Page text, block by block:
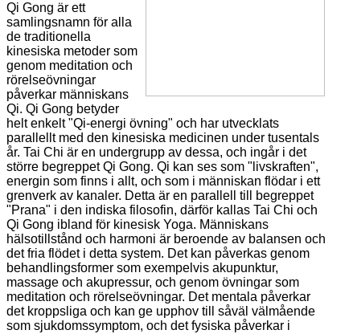
Qi Gong är ett
samlingsnamn för alla
de traditionella
kinesiska metoder som
genom meditation och
rörelseövningar
påverkar människans
Qi. Qi Gong betyder
helt enkelt "Qi-energi övning" och har utvecklats
parallellt med den kinesiska medicinen under tusentals
år. Tai Chi är en undergrupp av dessa, och ingår i det
större begreppet Qi Gong. Qi kan ses som "livskraften",
energin som finns i allt, och som i människan flödar i ett
grenverk av kanaler. Detta är en parallell till begreppet
"Prana" i den indiska filosofin, därför kallas Tai Chi och
Qi Gong ibland för kinesisk Yoga. Människans
hälsotillstånd och harmoni är beroende av balansen och
det fria flödet i detta system. Det kan påverkas genom
behandlingsformer som exempelvis akupunktur,
massage och akupressur, och genom övningar som
meditation och rörelseövningar. Det mentala påverkar
det kroppsliga och kan ge upphov till såväl välmående
som sjukdomssymptom, och det fysiska påverkar i